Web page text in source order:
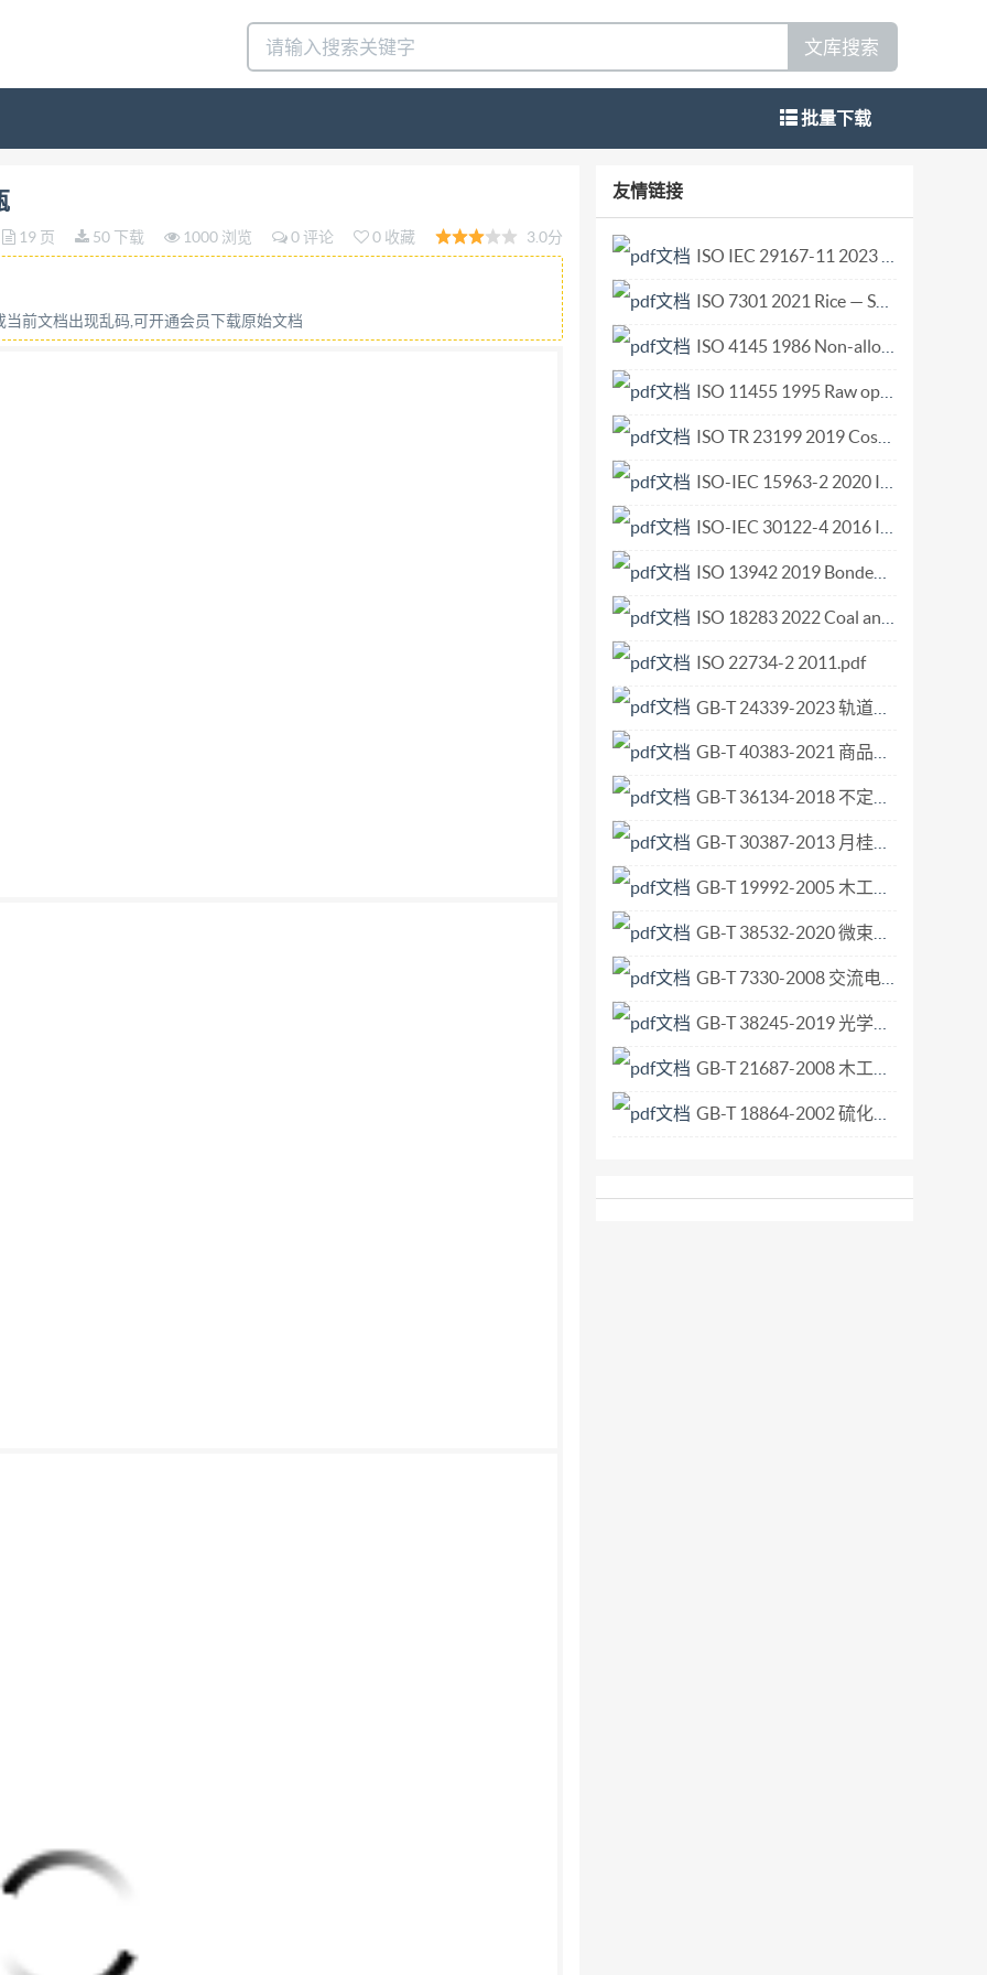
文库搜索
批量下载
准 BB/T00182021 代替BB/T0018—2000 包装容器 葡萄酒瓶 Packaging containerGrape wine bottle
01实施 中华人民共和国工业和信息化部 发布 BB/T0018—2021 前言 本标准按照GB/T1.1一2009给出
容器葡萄酒瓶》，本标准与BB/T0018—2000相比，主要技 术内容变化如下： 增加了葡萄酒瓶按颜
萄酒瓶分类的方法（3.2）； 增加了典型的葡萄酒瓶瓶型及各部位名称图（3.3）； 修改了葡萄酒瓶规
年版的4.2.1.1)； 修改了满口容量公差表（见4.1.1，2000年版的4.2.2.4)； 修改了瓶身外径公差计
口内径、瓶颈内径要求（4.1.4）； 修改了垂直轴偏差计算式（见4.1.5，2000年版的4.2.2.3）； 增加
底倾斜度要求（4.1.8）； 增加了含二氧化碳葡萄酒瓶的瓶身、瓶底厚度要求（4.1.9.2）； 修改了合
； 增加了重金属迁移量要求（4.1.11)； 修改了理化性能表，增加了含二氧化碳葡萄酒瓶的耐内压力
瓶颜色波长范围表（4.3）； 增加了质量瑕疵的分级（4.4.1)； 修改了外观质量瑕疵表（见4.4.2，2000
年版的5.2.1)； 增加了瓶身高度测量方法（5.1.2)； 修改了瓶口内径、瓶颈测量方法（见5.1.4，
测量方法（5.1.6）； 增加了瓶底倾斜度测量方法（5.1.8）： 增加了重金属迁移量测量方法
修改了检验规则表，改为接受质量限AQL和检验水平表（见6.2，2000年版的6.2）； 增加了型式检验
6.3.2)； 修改了包装要求（见7.1，2000年版的7.1）； 修改了标识规定（见7.2，2000年版的7.2）；
改了储存要求（见7.4，2000年版的7.4）； BB/T0018—2021 增加了附录A，致命瑕疵（CRITICAL)代
瑕疵（MAJOR)代码、瑕疵的中文和英文名称； 增加了附录C,轻瑕疵（MINOR)代码、瑕疵的中文和英
由全国包装标准化技术委员会（SAC/TC49）归口。 本标准起草单位：烟台长裕玻璃有限公司、国家
玻 璃应用技术研究院、广东华兴玻璃股份有限公司、烟台新中萃玻璃包装有限公司、闽侯县东升包装
春梅、杨京亭、姜恒国、罗金昆、易世杰、黄炳诠、邱斌。 本标准所代替标准的历次版本发布情况
19 页 50 下载 1000 浏览 0 评论 0 收藏 3.0分
前文档出现乱码,可开通会员下载原始文档
友情链接
ISO IEC 29167-11 2023 Information technology — Automatic identification and data capture techniques — Part 11 Crypto suite PRESENT-80 security services for air interface communications.pdf
ISO 7301 2021 Rice — Specification.pdf
ISO 4145 1986 Non-alloy steel fittings threaded to ISO 7-1.pdf
ISO 11455 1995 Raw optical glass — Determination of birefringence.pdf
ISO TR 23199 2019 Cosmetics — Calculation of organic indexes of hydrolates — Supplemental information for ISO 16128-2.pdf
ISO-IEC 15963-2 2020 Information technology - Radio frequency identification for item management - Part 2 Unique identification for RF tags registration procedures.pdf
ISO-IEC 30122-4 2016 Information technology - User interfaces - Voice commands - Part 4 Management of voice command registration.pdf
ISO 13942 2019 Bonded abrasive products — Limit deviations and run-out tolerances.pdf
ISO 18283 2022 Coal and coke — Manual sampling.pdf
ISO 22734-2 2011.pdf
GB-T 24339-2023 轨道交通 通信、信号和处理系统 传输系统中的安全相关通信.pdf
GB-T 40383-2021 商品级双辊铸轧热轧碳素钢薄钢板及钢带.pdf
GB-T 36134-2018 不定形耐火材料 抗爆裂性试验方法.pdf
GB-T 30387-2013 月桂叶.pdf
GB-T 19992-2005 木工机床 摇臂式圆锯机 术语和精度.pdf
GB-T 38532-2020 微束分析 电子背散射衍射 平均晶粒尺寸的测定.pdf
GB-T 7330-2008 交流电力系统阻波器.pdf
GB-T 38245-2019 光学和光学仪器 激光器和激光相关设备 激光光学元件吸收率测试方法.pdf
GB-T 21687-2008 木工机床 单头多轴开榫机 术语.pdf
GB-T 18864-2002 硫化橡胶 工业用抗静电和导电产品 电阻极限范围.pdf